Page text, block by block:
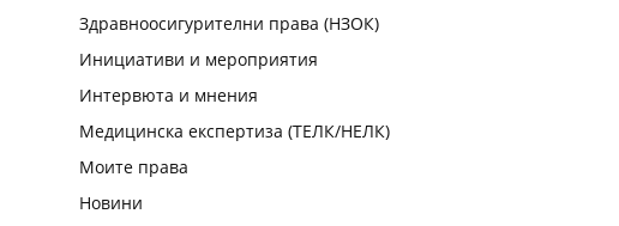
Здравноосигурителни права (НЗОК)
Инициативи и мероприятия
Интервюта и мнения
Медицинска експертиза (ТЕЛК/НЕЛК)
Моите права
Новини